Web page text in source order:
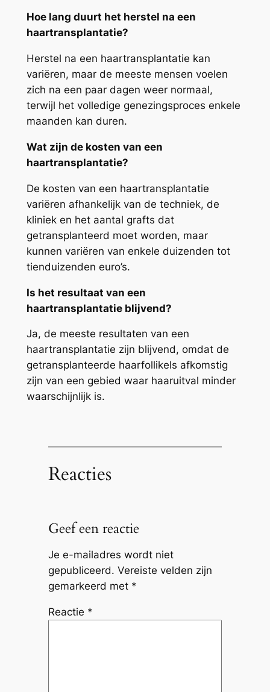
Hoe lang duurt het herstel na een
haartransplantatie?
Herstel na een haartransplantatie kan
variëren, maar de meeste mensen voelen
zich na een paar dagen weer normaal,
terwijl het volledige genezingsproces enkele
maanden kan duren.
Wat zijn de kosten van een
haartransplantatie?
De kosten van een haartransplantatie
variëren afhankelijk van de techniek, de
kliniek en het aantal grafts dat
getransplanteerd moet worden, maar
kunnen variëren van enkele duizenden tot
tienduizenden euro’s.
Is het resultaat van een
haartransplantatie blijvend?
Ja, de meeste resultaten van een
haartransplantatie zijn blijvend, omdat de
getransplanteerde haarfollikels afkomstig
zijn van een gebied waar haaruitval minder
waarschijnlijk is.
Reacties
Geef een reactie
Je e-mailadres wordt niet
gepubliceerd. Vereiste velden zijn
gemarkeerd met *
Reactie *